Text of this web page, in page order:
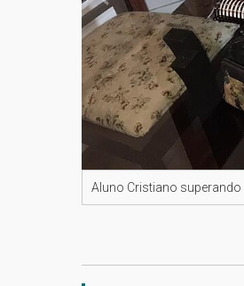
Aluno Cristiano